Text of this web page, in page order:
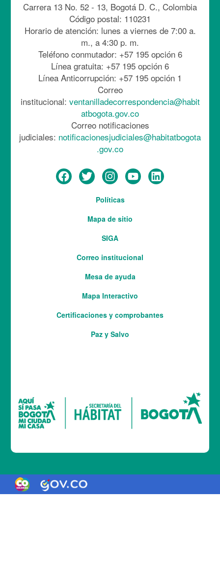
Carrera 13 No. 52 - 13, Bogotá D. C., Colombia
Código postal: 110231
Horario de atención: lunes a viernes de 7:00 a.
m., a 4:30 p. m.
Teléfono conmutador: +57 195 opción 6
Línea gratuita: +57 195 opción 6
Línea Anticorrupción: +57 195 opción 1
Correo
institucional: ventanilladecorrespondencia@habit
atbogota.gov.co
Correo notificaciones
judiciales: notificacionesjudiciales@habitatbogota
.gov.co
Políticas
Mapa de sitio
SIGA
Correo institucional
Mesa de ayuda
Mapa Interactivo
ServicesCertificaciones y comprobantes
Paz y Salvo
Logo marca ColombiaLogo Gobierno de Colombia